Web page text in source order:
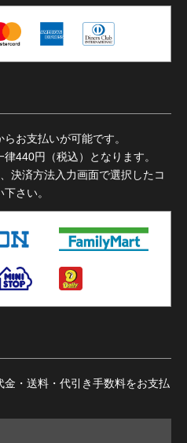
お支払いが可能です。
440円（税込）となります。
決済方法入力画面で選択したコ
さい。
・送料・代引き手数料をお支払